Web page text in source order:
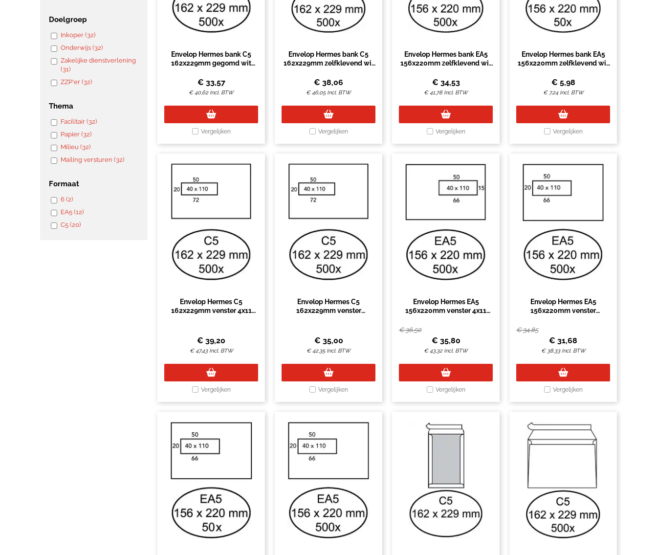
Doelgroep
Inkoper (32)
Onderwijs (32)
Zakelijke dienstverlening
(31)
ZZP'er (32)
Thema
Facilitair (32)
Papier (32)
Milieu (32)
Mailing versturen (32)
Formaat
6 (2)
EA5 (12)
C5 (20)
Envelop Hermes bank C5
162x229mm gegomd wit
€ 33,57
€40,62 Incl. BTW
Vergelijken
Envelop Hermes bank C5
162x229mm zelfklevend wit
€ 38,06
€46,05 Incl. BTW
Vergelijken
Envelop Hermes bank EA5
156x220mm zelfklevend wit
€ 34,53
€41,78 Incl. BTW
Vergelijken
Envelop Hermes bank EA5
156x220mm zelfklevend wit
€ 5,98
€ 7,24 Incl. BTW
Vergelijken
Envelop Hermes C5
162x229mm venster 4x11
€ 39,20
€47,43 Incl. BTW
Vergelijken
Envelop Hermes C5
162x229mm venster
€ 35,00
€42,35 Incl. BTW
Vergelijken
Envelop Hermes EA5
156x220mm venster 4x11
€36,50
€ 35,80
€43,32 Incl. BTW
Vergelijken
Envelop Hermes EA5
156x220mm venster
€34,85
€ 31,68
€ 38,33 Incl. BTW
Vergelijken